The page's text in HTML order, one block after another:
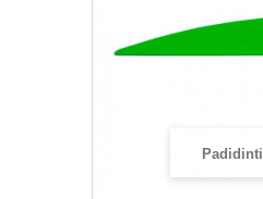
Padidinti